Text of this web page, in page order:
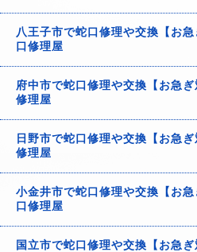
八王子市で蛇口修理や交換【お
口修理屋
府中市で蛇口修理や交換【お急
修理屋
日野市で蛇口修理や交換【お急
修理屋
小金井市で蛇口修理や交換【お
口修理屋
国立市で蛇口修理や交換【お急